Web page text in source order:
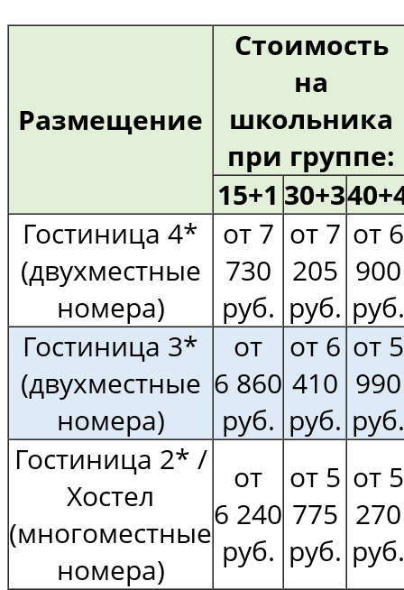
Размещение
Стоимость
на
школьника
при группе:
15+1 30+3
Гостиница 4*
(двухместные
номера)
от 7
730
руб.
от 7
205
руб.
от 6
900
руб.
Гостиница 3*
(двухместные
номера)
от
6 860
руб.
от 6
410
руб.
от 5
990
руб.
Гостиница 2* /
Хостел
(многоместные
номера)
от
6 240
руб.
от 5
775
руб.
от 5
270
руб.